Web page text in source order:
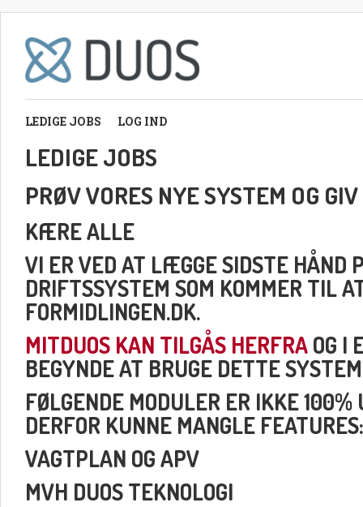
LEDIGE JOBS LOG IND
LEDIGE JOBS
PRØV VORES NYE SYSTEM OG
KÆRE ALLE
VI ER VED AT LÆGGE SIDSTE HÅND
DRIFTSSYSTEM SOM KOMMER TIL
FORMIDLINGEN.DK.
MITDUOS KAN TILGÅS HERFRAOG I
BEGYNDE AT BRUGE DETTE
FØLGENDE MODULER ER IKKE 100%
DERFOR KUNNE MANGLE FEATURES:
VAGTPLAN OG APV
MVH DUOS TEKNOLOGI